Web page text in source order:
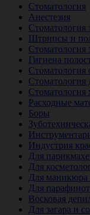
Стоматология
Анестезия
Стоматология
Штрипсы и
Стоматология
Гигиена
Стоматология
Стоматология
Стоматология
Расходные
Боры
Индустрия
Для
Для
Для маникюра
Для
Восковая
Для загара и